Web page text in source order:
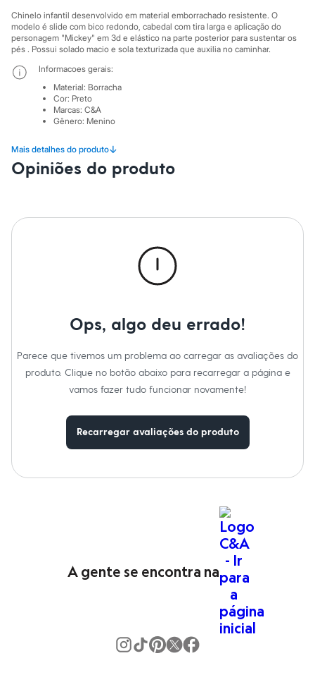
City
Clock House
Mindset
Sawary
Yessica
Moda esportiva
Acessórios
Blusas
Calçados
Leggings
Tops
Moda íntima
Calcinhas
Sutiãs e Tops
Casacos e Jaquetas
Jeans
Moda esportiva
Shorts e Saias
Roupas
Bermudas
Bolsas e Mochilas
Chinelo infantil desenvolvido em material emborrachado resistente. O
modelo é slide com bico redondo, cabedal com tira larga e aplicação do
personagem "Mickey" em 3d e elástico na parte posterior para sustentar os
pés . Possui solado macio e sola texturizada que auxilia no caminhar.
Mais detalhes do produto↓
Informacoes gerais:
Material: Borracha
Cor: Preto
Marcas: C&A
Gênero: Menino
Opiniões do produto
Ops, algo deu errado!
Parece que tivemos um problema ao carregar as avaliações do
produto. Clique no botão abaixo para recarregar a página e
vamos fazer tudo funcionar novamente!
Recarregar avaliações do produto
A gente se encontra na